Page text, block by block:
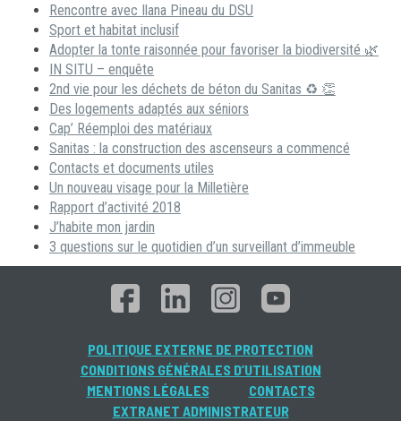
Rencontre avec Ilana Pineau du DSU
Sport et habitat inclusif
Adopter la tonte raisonnée pour favoriser la biodiversité 🌿
IN SITU – enquête
2nd vie pour les déchets de béton du Sanitas ♻ 👏
Des logements adaptés aux séniors
Cap’ Réemploi des matériaux
Sanitas : la construction des ascenseurs a commencé
Contacts et documents utiles
Un nouveau visage pour la Milletière
Rapport d’activité 2018
J’habite mon jardin
3 questions sur le quotidien d’un surveillant d’immeuble
POLITIQUE EXTERNE DE PROTECTION
CONDITIONS GÉNÉRALES D’UTILISATION
MENTIONS LÉGALES
CONTACTS
EXTRANET ADMINISTRATEUR